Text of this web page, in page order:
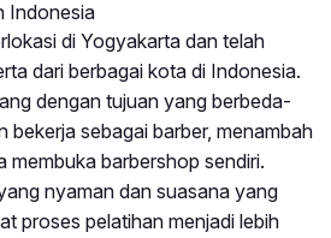
Indonesia
di Yogyakarta dan telah
dari berbagai kota di Indonesia.
dengan tujuan yang berbeda-
bekerja sebagai barber, menambah
membuka barbershop sendiri.
nyaman dan suasana yang
proses pelatihan menjadi lebih